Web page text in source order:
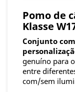
Pomo de
Klasse
Conjunto
genuíno para
entre
com/sem